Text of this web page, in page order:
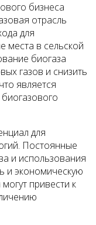
бизнеса
отрасль
для
места в сельской
биогаза
газов и снизить
является
для
Постоянные
и использования
и экономическую
привести к